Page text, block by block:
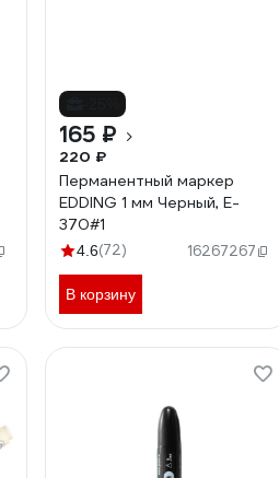
165 ₽
220 ₽
Перманентный маркер
EDDING 1 мм Черный, E-
370#1
4.6(72) 16267267
В корзину